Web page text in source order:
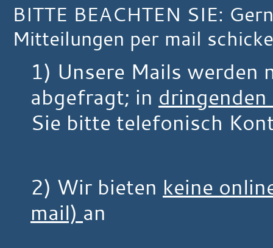
BITTE BEACHTEN SIE:
Mitteilungen per mail
1) Unsere Mails werden
abgefragt; in dringenden
Sie bitte telefonisch
2) Wir bieten keine
mail) an